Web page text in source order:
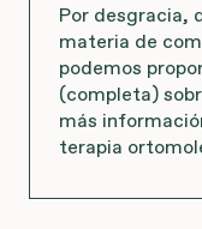
Por desgracia,
materia de
podemos
(completa)
más
terapia